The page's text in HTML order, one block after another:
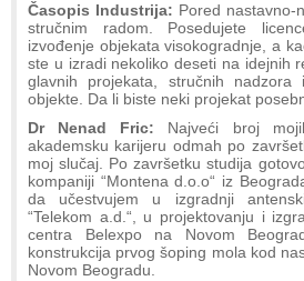
Časopis Industrija: Pored nastavno-
stručnim radom. Posedujete
izvođenje objekata visokogradnje, a
ste u izradi nekoliko deseti na idejnih
glavnih projekata, stručnih
objekte. Da li biste neki projekat
Dr Nenad Fric: Najveći broj
akademsku karijeru odmah po
moj slučaj. Po završetku studija
kompaniji “Montena d.o.o“ iz
da učestvujem u izgradnji
“Telekom a.d.“, u projektovanju i
centra Belexpo na Novom
konstrukcija prvog šoping mola kod
Novom Beogradu.